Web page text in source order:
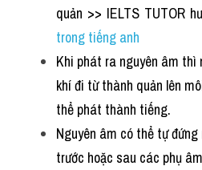
quản >> IELTS TUTOR
trong tiếng anh
Khi phát ra nguyên âm thì
khí đi từ thành quản lên
thể phát thành tiếng.
Nguyên âm có thể tự
trước hoặc sau các phụ